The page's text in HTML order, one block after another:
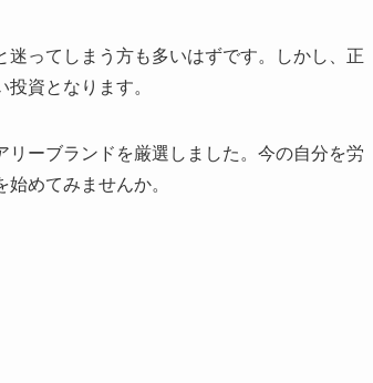
迷ってしまう方も多いはずです。しかし、正
資となります。
ーブランドを厳選しました。今の自分を労
めてみませんか。